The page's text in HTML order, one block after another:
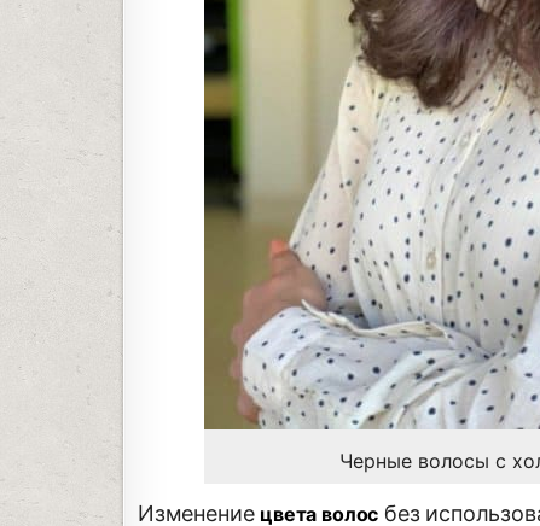
Черные волосы с
Изменение цвета волос без